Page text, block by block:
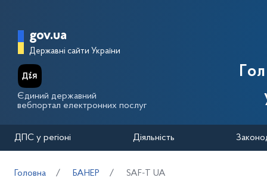
Головна сторінка Державної
gov.ua
Державні сайти України
Єдиний державний
вебпортал електронних послуг
ДПС у регіоні Діяльність
Головна БАНЕР SAF-T UA